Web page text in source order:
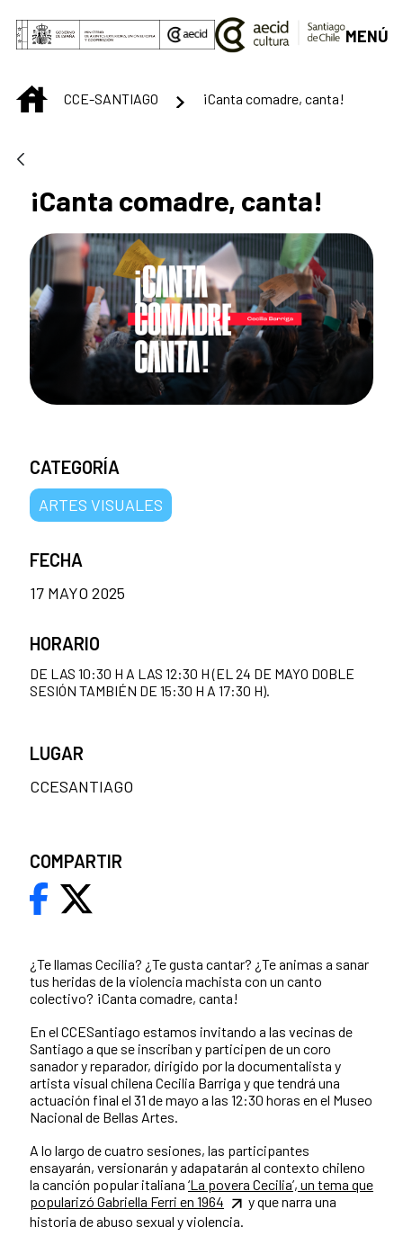
Saltar al contenido principal
MENÚ
INICIOCCE-SANTIAGO ¡Canta comadre, canta!
¡Canta comadre, canta!
¿Te llamas Cecilia? ¿Te gusta cantar? ¿Te animas a sanar
tus heridas de la violencia machista con un canto
colectivo? ¡Canta comadre, canta!
En el CCESantiago estamos invitando a las vecinas de
Santiago a que se inscriban y participen de un coro
sanador y reparador, dirigido por la documentalista y
artista visual chilena Cecilia Barriga y que tendrá una
actuación final el 31 de mayo a las 12:30 horas en el Museo
Nacional de Bellas Artes.
A lo largo de cuatro sesiones, las participantes
ensayarán, versionarán y adapatarán al contexto chileno
la canción popular italiana ‘La povera Cecilia’, un tema que
popularizó Gabriella Ferri en 1964
y que narra una
historia de abuso sexual y violencia.
CATEGORÍA
ARTES VISUALES
FECHA
17 MAYO 2025
HORARIO
DE LAS 10:30 H A LAS 12:30 H (EL 24 DE MAYO DOBLE
SESIÓN TAMBIÉN DE 15:30 H A 17:30 H).
LUGAR
CCESANTIAGO
COMPARTIR